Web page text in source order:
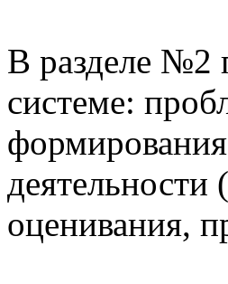
В разделе №2
системе:
деятельности
оценивания,